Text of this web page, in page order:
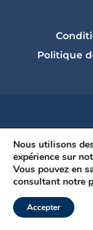
Politique
Nous utilisons
expérience sur
Vous pouvez en
consultant notre
Accepter